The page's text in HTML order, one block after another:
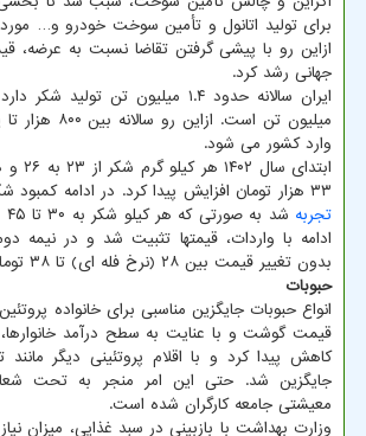
برای تولید اتانول و تأمین سوخت خودرو و… مورد
ازاین رو با پیشی گرفتن تقاضا نسبت به عرضه،
جهانی رشد کرد.
میلیون تن است.
وارد کشور می شود.
۳۳ هزار تومان افزایش پیدا کرد. در ادامه کمبود شکر در اردیبهشت ماه
تجربه
ادامه با واردات، قیمتها تثبیت شد و در
بدون تغییر قیمت بین ۲۸ (نرخ فله ای) تا ۳۸ تومان فروخته شد.
حبوبات
انواع حبوبات جایگزین مناسبی برای خانواده
قیمت گوشت و با عنایت به سطح درآمد
کاهش پیدا کرد و با اقلام پروتئینی دیگر
جایگزین شد. حتی این امر منجر به تحت
معیشتی جامعه کارگران شده است.
وزارت بهداشت با بازبینی در سبد غذایی، میزان نیاز